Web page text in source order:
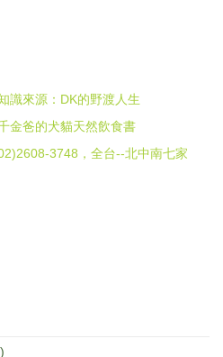
識來源：DK的野渡人生
金爸的犬貓天然飲食書
3748，全台--北中南七家